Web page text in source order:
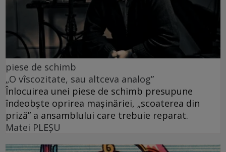
piese de schimb
„O vîscozitate, sau altceva analog”
Înlocuirea unei piese de schimb presupune
îndeobște oprirea mașinăriei, „scoaterea din
priză” a ansamblului care trebuie reparat.
Matei PLEŞU